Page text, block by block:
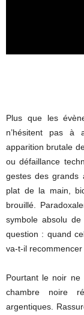
Plus que les
n’hésitent pas à
apparition brutale
ou défaillance
gestes des grands
plat de la main,
brouillé.
symbole absolu
question : quand
va-t-il recommencer
Pourtant le noir ne
chambre noire
argentiques.